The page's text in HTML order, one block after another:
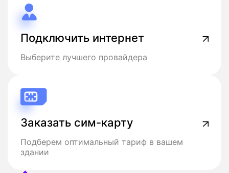
Подключить интернет
Выберите лучшего провайдера
Заказать сим-карту
Подберем оптимальный тариф в вашем
здании